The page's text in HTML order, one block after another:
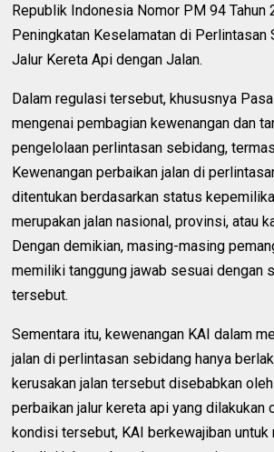
Republik Indonesia Nomor PM 94 Tahun
Peningkatan Keselamatan di Perlintasan
Jalur Kereta Api dengan Jalan.
Dalam regulasi tersebut, khususnya
mengenai pembagian kewenangan dan
pengelolaan perlintasan sebidang,
Kewenangan perbaikan jalan di
ditentukan berdasarkan status
merupakan jalan nasional, provinsi, atau
Dengan demikian, masing-masing
memiliki tanggung jawab sesuai dengan
tersebut.
Sementara itu, kewenangan KAI dalam
jalan di perlintasan sebidang hanya
kerusakan jalan tersebut disebabkan
perbaikan jalur kereta api yang dilakukan
kondisi tersebut, KAI berkewajiban untuk